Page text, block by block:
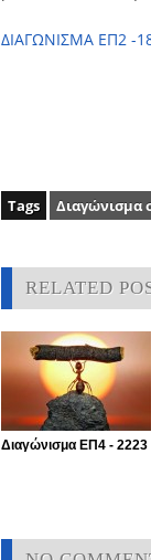
ΔΙΑΓΩΝΙΣΜΑ ΕΠ2 -
Tags Διαγώνισμα
RELATED
Διαγώνισμα ΕΠ4 - 2223